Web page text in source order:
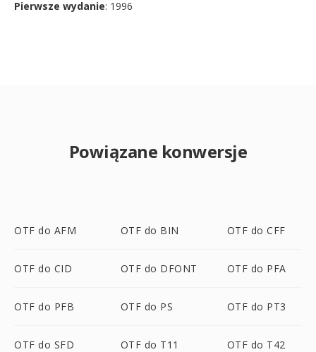
Pierwsze wydanie: 1996
Powiązane konwersje
OTF do AFM OTF do BIN OTF do CFF
OTF do CID OTF do DFONT OTF do PFA
OTF do PFB OTF do PS OTF do PT3
OTF do SFD OTF do T11 OTF do T42